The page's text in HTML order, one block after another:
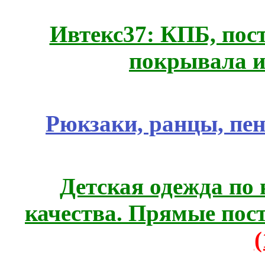
Ивтекс37: КПБ,
покрывала
Рюкзаки, ранцы,
Детская одежда
качества. Прямые